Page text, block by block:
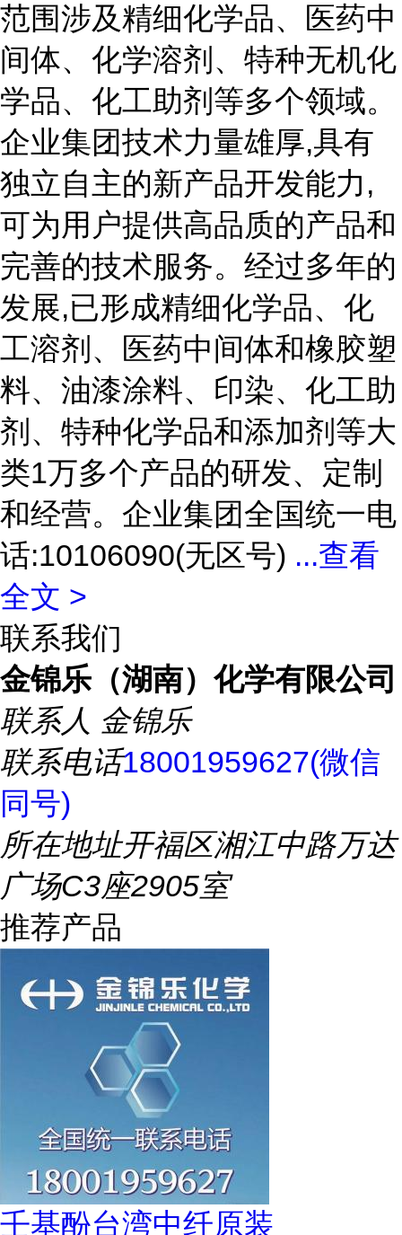
范围涉及精细化学品、医药中
间体、化学溶剂、特种无机化
学品、化工助剂等多个领域。
企业集团技术力量雄厚,具有
独立自主的新产品开发能力,
可为用户提供高品质的产品和
完善的技术服务。经过多年的
发展,已形成精细化学品、化
工溶剂、医药中间体和橡胶塑
料、油漆涂料、印染、化工助
剂、特种化学品和添加剂等大
类1万多个产品的研发、定制
和经营。企业集团全国统一电
话:10106090(无区号) ...查看
全文 >
联系我们
金锦乐（湖南）化学有限公司
联系人 金锦乐
联系电话18001959627(微信
同号)
所在地址开福区湘江中路万达
广场C3座2905室
推荐产品
壬基酚台湾中纤原装